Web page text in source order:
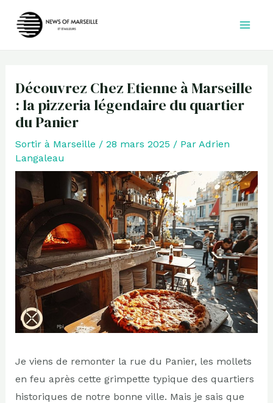
Découvrez Chez Etienne à Marseille
: la pizzeria légendaire du quartier
du Panier
Sortir à Marseille / 28 mars 2025 / Par Adrien
Langaleau
Je viens de remonter la rue du Panier, les mollets
en feu après cette grimpette typique des quartiers
historiques de notre bonne ville. Mais je sais que